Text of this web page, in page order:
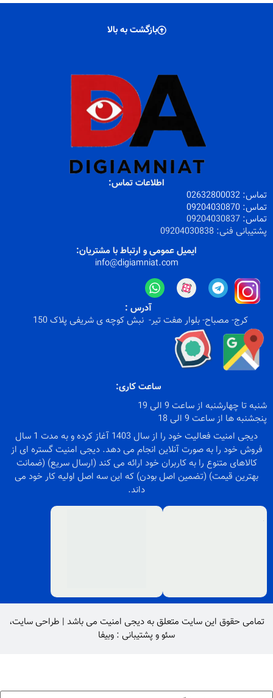
بازگشت به بالا
اطلاعات تماس:
تماس:
02632800032
تماس: 09204030870
تماس: 09204030837
پشتیبانی فنی: 09204030838
ایمیل عمومی و ارتباط با مشتریان:
info@digiamniat.com
آدرس :
کرج- مصباح- بلوار هفت تیر- نبش کوچه ی شریفی پلاک 150
ساعت کاری:
شنبه تا چهارشنبه از ساعت 9 الی 19
پنجشنبه ها از ساعت 9 الی 18
دیجی امنیت فعالیت خود را از سال 1403 آغاز کرده و به مدت 1 سال
فروش خود را به صورت آنلاین انجام می دهد. دیجی امنیت گستره ای از
کالاهای متنوع را به کاربران خود ارائه می کند (ارسال سریع) (ضمانت
بهترین قیمت) (تضمین اصل بودن) که این سه اصل اولیه کار خود می
داند.
تمامی حقوق این سایت متعلق بهدیجی امنیت می باشد | طراحی سایت،
سئوو پشتیبانی : وبیفا